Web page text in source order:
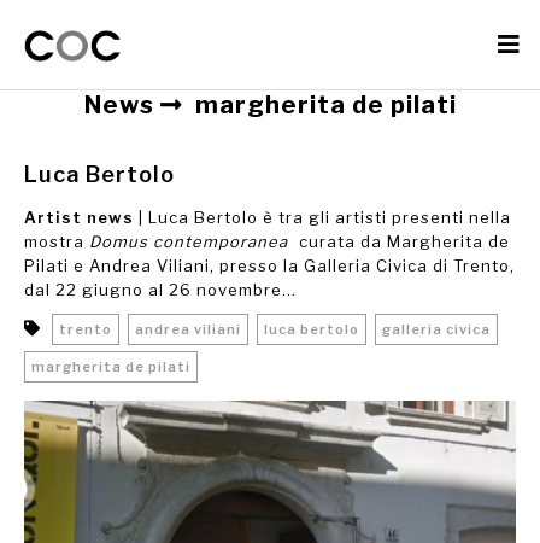
News margherita de pilati
Luca Bertolo
Artist news
| Luca Bertolo è tra gli artisti presenti nella
mostra Domus contemporanea curata da Margherita de
Pilati e Andrea Viliani, presso la Galleria Civica di Trento,
dal 22 giugno al 26 novembre...
trento andrea viliani luca bertolo galleria civica
margherita de pilati